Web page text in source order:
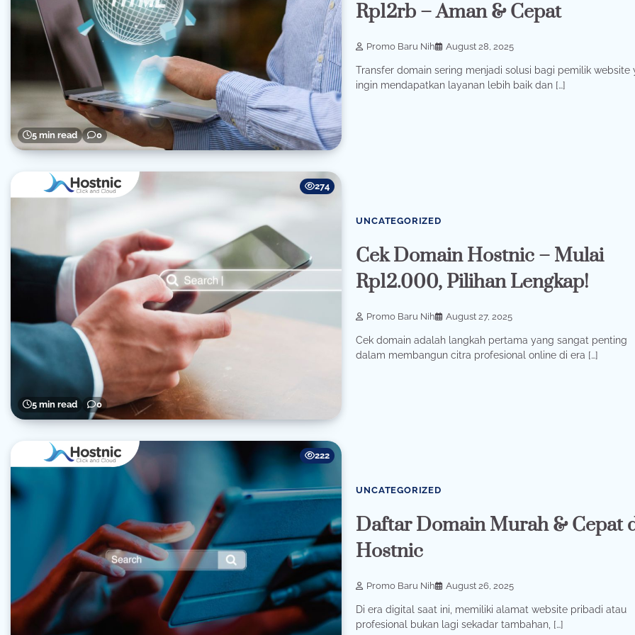
5 min read 0
Rp12rb – Aman & Cepat
Promo Baru Nih August 28, 2025
Transfer domain sering menjadi solusi bagi pemilik website
ingin mendapatkan layanan lebih baik dan […]
5 min read 0
274
UNCATEGORIZED
Cek Domain Hostnic – Mulai
Rp12.000, Pilihan Lengkap!
Promo Baru Nih August 27, 2025
Cek domain adalah langkah pertama yang sangat penting
dalam membangun citra profesional online di era […]
222
UNCATEGORIZED
Daftar Domain Murah & Cepat
Hostnic
Promo Baru Nih August 26, 2025
Di era digital saat ini, memiliki alamat website pribadi atau
profesional bukan lagi sekadar tambahan, […]